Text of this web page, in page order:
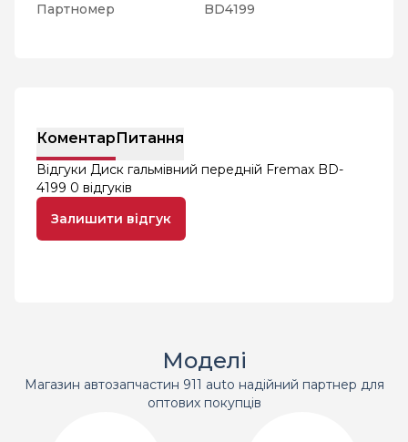
Партномер
BD4199
КоментарПитання
Відгуки Диск гальмівний передній Fremax BD-
4199 0 відгуків
Залишити відгук
Моделі
Магазин автозапчастин 911 auto надійний партнер для
оптових покупців